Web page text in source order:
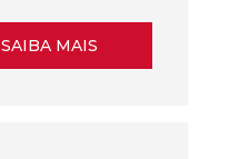
SAIBA MAIS